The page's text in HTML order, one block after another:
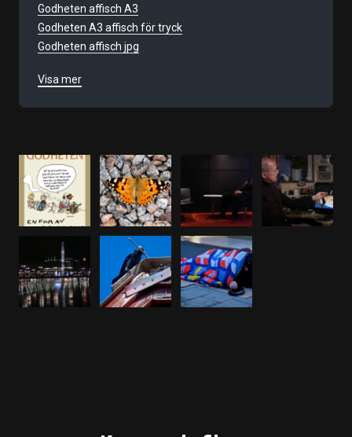
Godheten affisch A3
Godheten A3 affisch för tryck
Godheten affisch jpg
Filmnummer
9580
Visa mer